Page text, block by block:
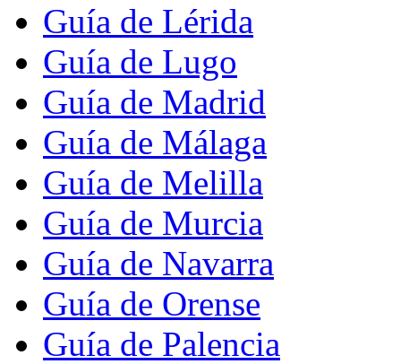
Guía de Lérida
Guía de Lugo
Guía de Madrid
Guía de Málaga
Guía de Melilla
Guía de Murcia
Guía de Navarra
Guía de Orense
Guía de Palencia